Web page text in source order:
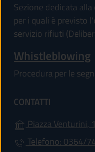
Sezione dedicata
per i quali è previsto
servizio rifiuti
Whistleblowing
Procedura per le
CONTATTI
Piazza Venturini,
Telefono: 0364/